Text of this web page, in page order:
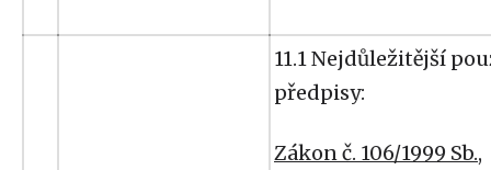
11.1 Nejdůležitější
předpisy:
Zákon č. 106/1999 Sb.,